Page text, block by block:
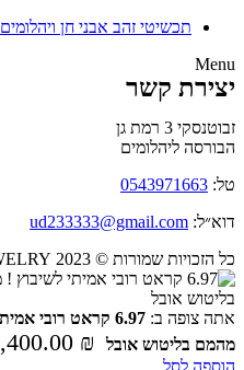
תכשיטי זהב אבני חן ויהלומים
Menu
יצירת קשר
זבוטנסקי 3 רמת גן
הבורסה ליהלומים
טל: 0543971663
דוא״ל: ud233333@gmail.com
כל הזכויות שמורות © 2023 AVIDAN JEWELRY
אתה צופה ב:
6.97 קראט רובי
מהמם בליטוש אובל
₪
הוספה לסל